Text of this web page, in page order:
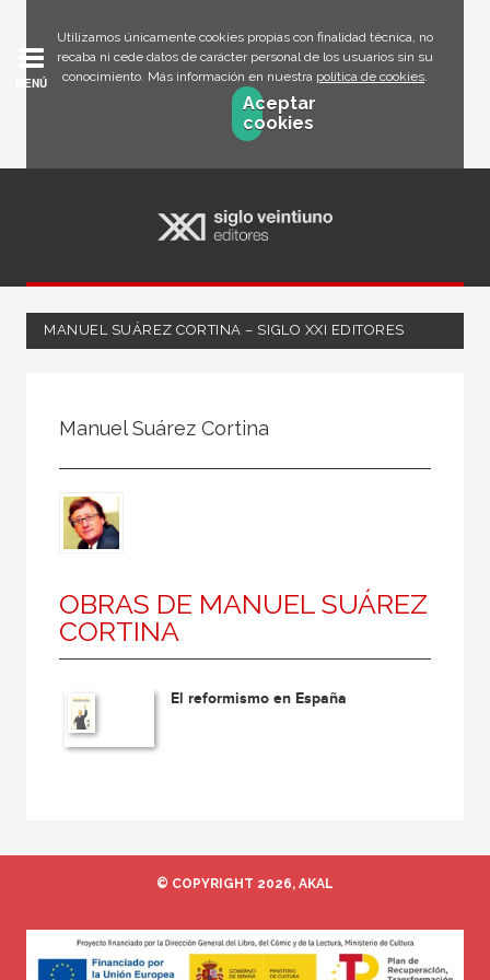
Utilizamos únicamente cookies propias con finalidad técnica, no
recaba ni cede datos de carácter personal de los usuarios sin su
conocimiento. Más información en nuestra política de cookies.
Aceptar
cookies
MENÚ
MANUEL SUÁREZ CORTINA – SIGLO XXI EDITORES
Manuel Suárez Cortina
OBRAS DE MANUEL SUÁREZ
CORTINA
El reformismo en España
© COPYRIGHT 2026, AKAL